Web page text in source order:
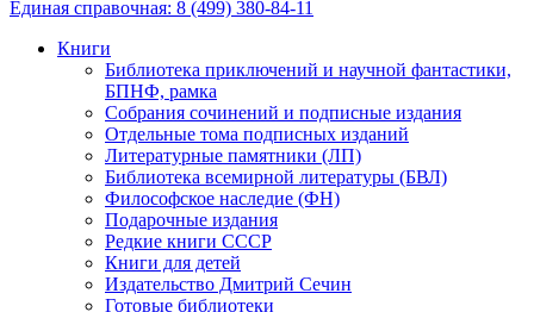
Единая справочная: 8 (499) 380-84-11
Книги
Библиотека приключений и научной фантастики,
БПНФ, рамка
Собрания сочинений и подписные издания
Отдельные тома подписных изданий
Литературные памятники (ЛП)
Библиотека всемирной литературы (БВЛ)
Философское наследие (ФН)
Подарочные издания
Редкие книги СССР
Книги для детей
Издательство Дмитрий Сечин
Готовые библиотеки